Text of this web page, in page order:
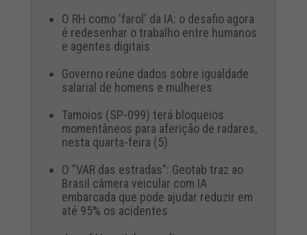
O RH como 'farol' da IA: o desafio agora
é redesenhar o trabalho entre humanos
e agentes digitais
Governo reúne dados sobre igualdade
salarial de homens e mulheres
Tamoios (SP-099) terá bloqueios
momentâneos para aferição de radares,
nesta quarta-feira (5)
O "VAR das estradas": Geotab traz ao
Brasil câmera veicular com IA
embarcada que pode ajudar reduzir em
até 95% os acidentes